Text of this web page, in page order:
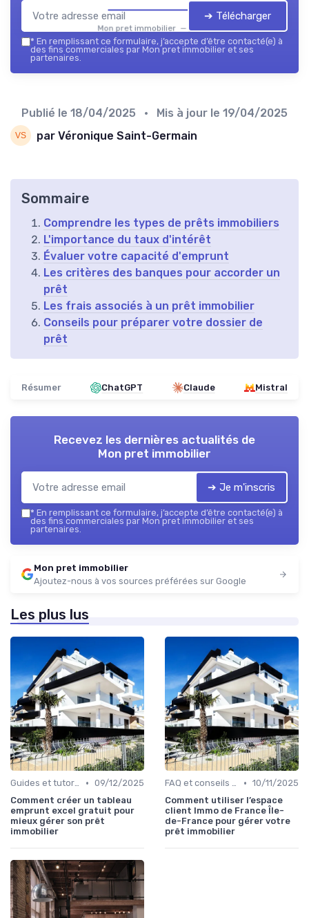
Mon pret immobilier — 2026
➔ Télécharger
* En remplissant ce formulaire, j’accepte d’être contacté(e) à
des fins commerciales par Mon pret immobilier et ses
partenaires.
Publié le 18/04/2025 • Mis à jour le 19/04/2025
par Véronique Saint-Germain
Sommaire
Comprendre les types de prêts immobiliers
L'importance du taux d'intérêt
Évaluer votre capacité d'emprunt
Les critères des banques pour accorder un
prêt
Les frais associés à un prêt immobilier
Conseils pour préparer votre dossier de
prêt
Résumer ChatGPT Claude Mistral
Recevez les dernières actualités de
Mon pret immobilier
➔ Je m'inscris
* En remplissant ce formulaire, j’accepte d’être contacté(e) à
des fins commerciales par Mon pret immobilier et ses
partenaires.
Mon pret immobilier
Ajoutez-nous à vos sources préférées sur Google
Les plus lus
Guides et tutoriels • 09/12/2025
Comment créer un tableau
emprunt excel gratuit pour
mieux gérer son prêt
immobilier
FAQ et conseils pratiques • 10/11/2025
Comment utiliser l’espace
client Immo de France Île-
de-France pour gérer votre
prêt immobilier